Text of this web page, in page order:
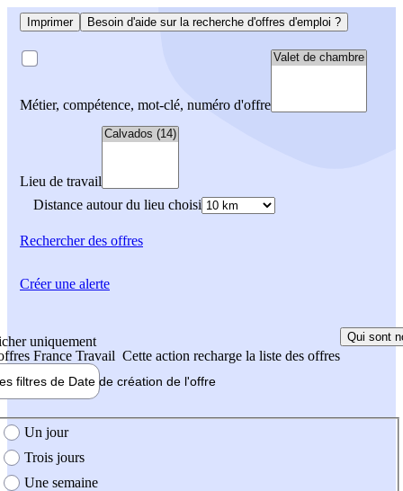
Imprimer Besoin d'aide sur la recherche d'offres d'emploi ?
Métier, compétence, mot-clé, numéro d'offre
Lieu de travail
Distance autour du lieu choisi
Rechercherdes offres
uniquement
France Travail Cette action recharge la liste des offres
Qui sont
filtres de Date de création de l'offre
création de l'offre
Un jour
Trois jours
Une semaine
Créer une alerte